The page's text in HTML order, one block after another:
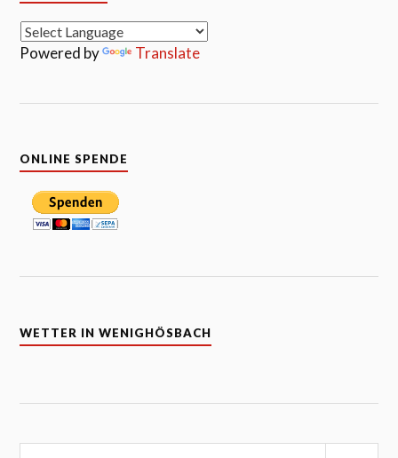
Powered by Translate
ONLINE SPENDE
WETTER IN WENIGHÖSBACH